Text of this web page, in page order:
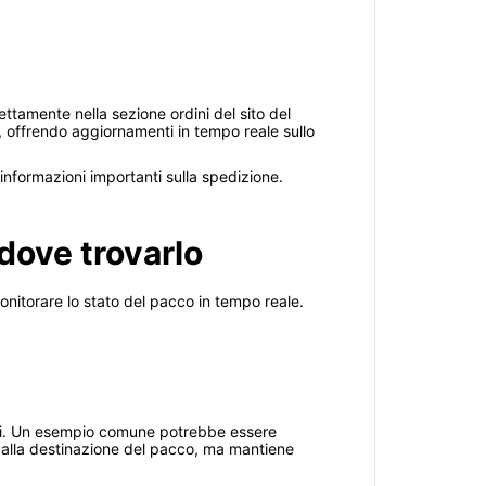
nella sezione ordini del sito del
aggiornamenti in tempo reale sullo
importanti sulla spedizione.
trovarlo
lo stato del pacco in tempo reale.
esempio comune potrebbe essere
destinazione del pacco, ma mantiene